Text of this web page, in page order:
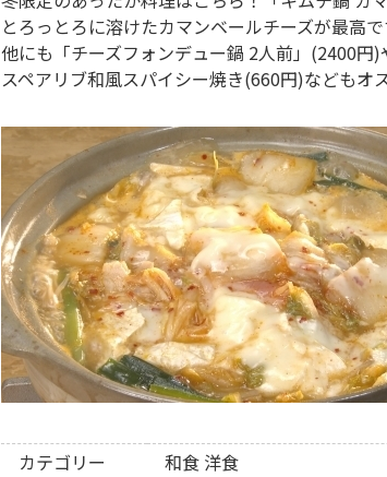
とろっとろに溶けたカマンベールチーズが最高で
他にも「チーズフォンデュー鍋 2人前」(2400円
スペアリブ和風スパイシー焼き(660円)などもオ
カテゴリー 和食 洋食